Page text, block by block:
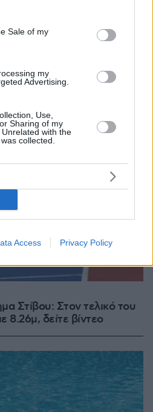
and its third-party tags to
purposes in below Google
Sale of my
my
Advertising.
Use,
Sharing of my
with the
collected.
Access Privacy Policy
Στίβου: Στον τελικό του
8.26μ, δείτε βίντεο